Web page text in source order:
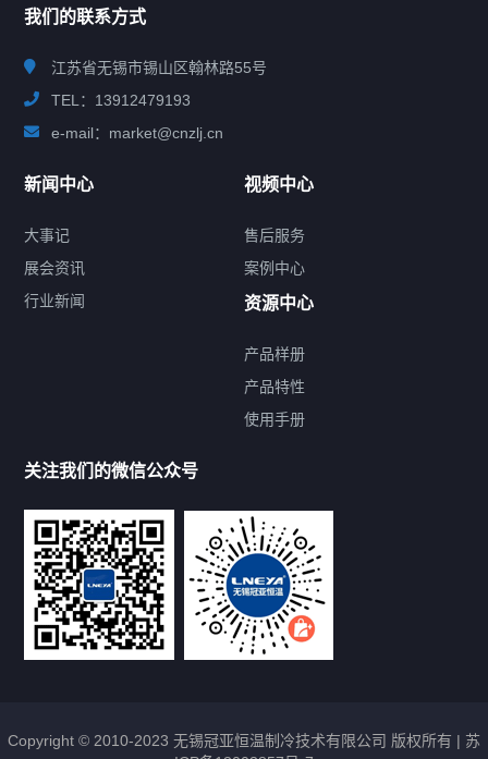
提交您的需求，免费获取产品资料
--亦可拨打我们的24小时服务咨询热线--
我们的联系方式
江苏省无锡市锡山区翰林路55号
TEL：13912479193
e-mail：market@cnzlj.cn
新闻中心
大事记
展会资讯
行业新闻
视频中心
售后服务
案例中心
资源中心
产品样册
产品特性
使用手册
关注我们的微信公众号
Copyright © 2010-2023 无锡冠亚恒温制冷技术有限公司 版权所有 | 苏